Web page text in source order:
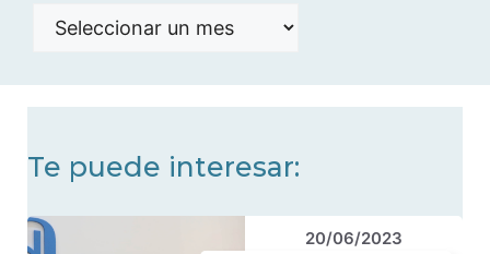
Histórico
Te puede interesar:
20/06/2023